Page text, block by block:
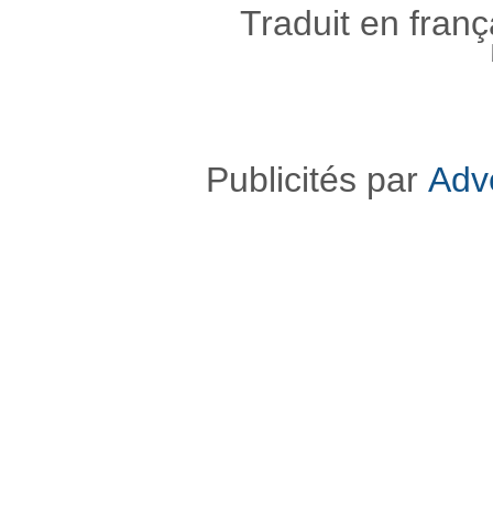
Traduit en
Publicités par